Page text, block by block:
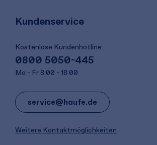
Kundenservice
Kostenlose Kundenhotline:
0800 5050-445
Mo - Fr 8:00 - 18:00
service@haufe.de
Weitere Kontaktmöglichkeiten